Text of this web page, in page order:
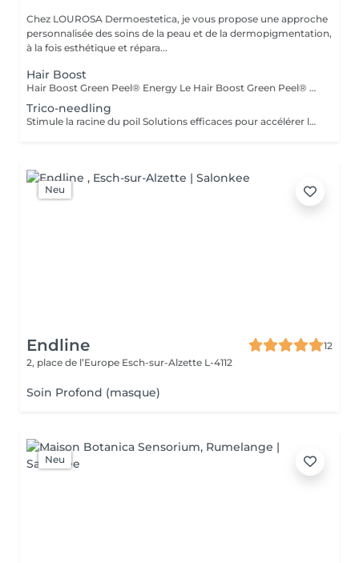
Chez LOUROSA Dermoestetica, je vous propose une approche
personnalisée des soins de la peau et de la dermopigmentation,
à la fois esthétique et répara...
Hair Boost
Hair Boost Green Peel® Energy Le Hair Boost Green Peel® Energy est un traitement naturel du cuir chevelu développé à partir de la méthode originale du GREEN PEEL® du Dr. Christine Schrammek. Ce protocole innovant a été conçu pour stimuler le cuir chevelu, favoriser un environnement optimal à la croissance des cheveux et améliorer leur qualité globale. Grâce à un mélange exclusif de plantes, de minéraux, d'enzymes et d'oligo-éléments, le soin active la microcirculation, stimule le renouvellement cellulaire et favorise l'apport en nutriments essentiels au niveau des follicules pileux. Le cuir chevelu est ainsi revitalisé, oxygéné et préparé à soutenir une croissance capillaire plus saine. Le traitement est particulièrement indiqué en cas de : * Chute de cheveux diffuse * Cheveux affinés ou fragilisés * Perte de densité capillaire * Cuir chevelu fatigué ou déséquilibré * Cheveux manquant de force et de vitalité Les bénéfices Stimule la microcirculation du cuir chevelu Favorise un environnement propice à la croissance des cheveux Revitalise les follicules pileux Améliore la qualité du cuir chevelu Renforce la vitalité et la résistance des cheveux Contribue à améliorer la densité capillaire au fil des séances
Trico-needling
Stimule la racine du poil Solutions efficaces pour accélérer la pousse du poil du cuir chevelu grâce aux traitements transépidermique
Neu
Endline
12
2, place de l’Europe Esch-sur-Alzette L-4112
Soin Profond (masque)
Neu